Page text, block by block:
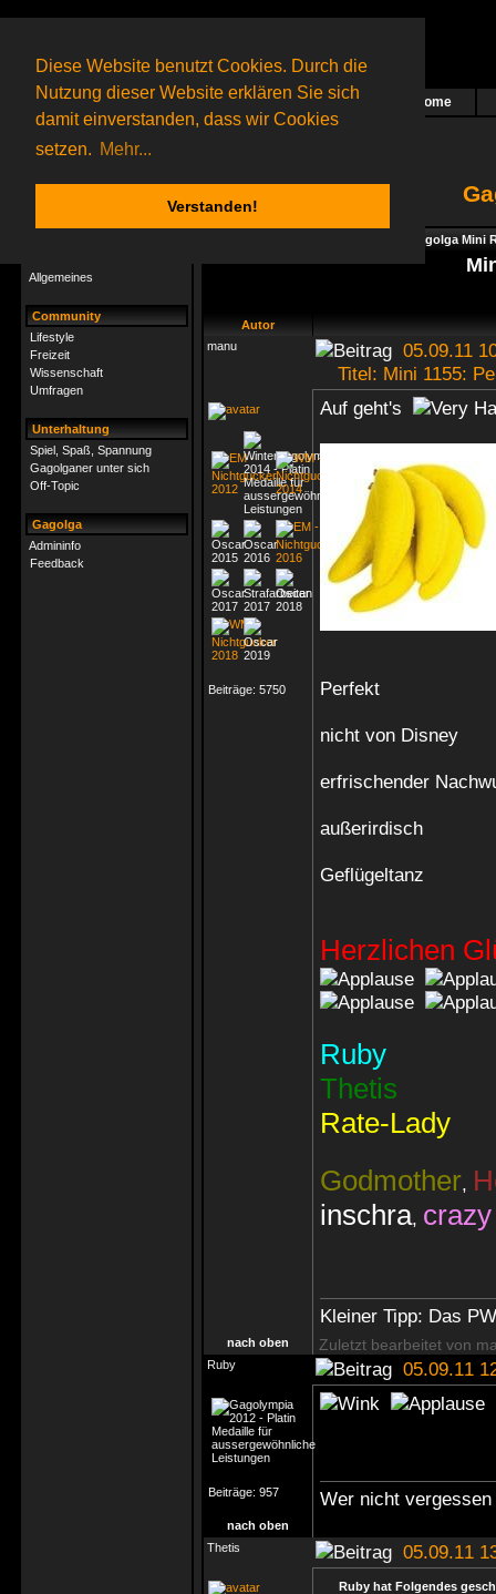
Diese Website benutzt Cookies. Durch die
Nutzung dieser Website erklären Sie sich
damit einverstanden, dass wir Cookies
setzen. Mehr...
Verstanden!
Das nächste Rätsel ist in Arbeit Home
27 Gagolganeronline(0 registrierte und 27 Gäste)
Gagolganer:
9732Rätsel online:
Allgemeines
Community
Lifestyle
Freizeit
Wissenschaft
Umfragen
Unterhaltung
Spiel, Spaß, Spannung
Gagolganer unter sich
Off-Topic
Gagolga
Admininfo
Feedback
Gagolga Mini
Autor
manu
05.09.11
Titel: Mini 1155:
Beiträge: 5750
Auf geht's
Perfekt
nicht von Disney
erfrischender
außerirdisch
Geflügeltanz
Herzlichen
Ruby
Thetis
Rate-Lady
Godmother,
inschra,
Kleiner Tipp: Das
nach oben Zuletzt bearbeitet von
Ruby 05.09.11
Beiträge: 957 Wer nicht
nach oben
Thetis
05.09.11
Ruby hat Folgendes